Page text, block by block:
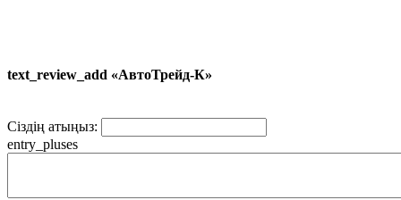
text_review_add «АвтоТрейд-К»
Сіздің атыңыз:
entry_pluses